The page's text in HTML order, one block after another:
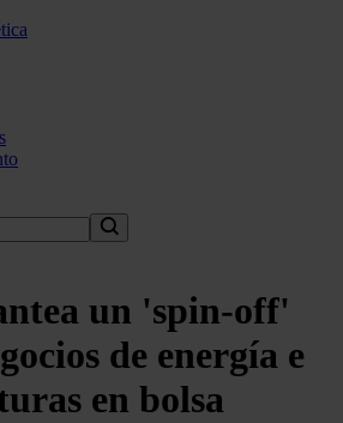
un 'spin-off'
de energía e
en bolsa